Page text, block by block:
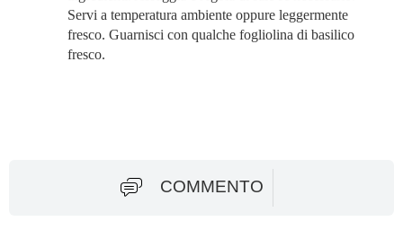
Servi a temperatura ambiente oppure leggermente
fresco. Guarnisci con qualche fogliolina di basilico
fresco.
COMMENTO